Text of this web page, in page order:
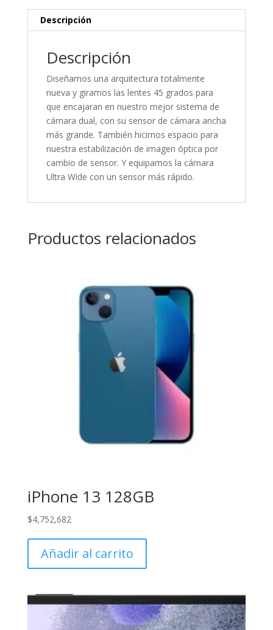
Descripción
Descripción
Diseñamos una arquitectura totalmente
nueva y giramos las lentes 45 grados para
que encajaran en nuestro mejor sistema de
cámara dual, con su sensor de cámara ancha
más grande. También hicimos espacio para
nuestra estabilización de imagen óptica por
cambio de sensor. Y equipamos la cámara
Ultra Wide con un sensor más rápido.
Productos relacionados
iPhone 13 128GB
$4,752,682
Añadir al carrito